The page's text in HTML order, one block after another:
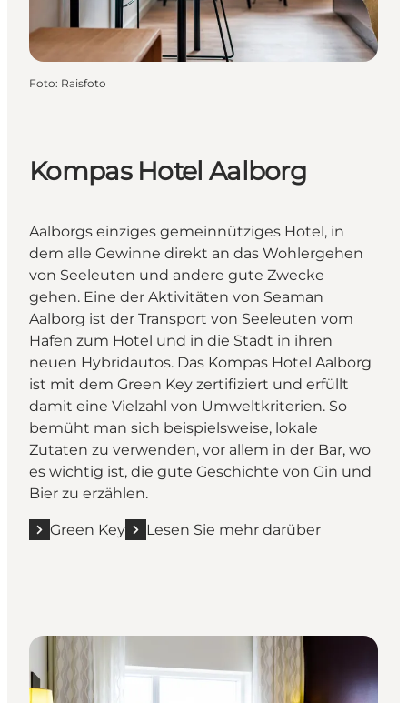
Foto: Raisfoto
Kompas Hotel Aalborg
Aalborgs einziges gemeinnütziges Hotel, in
dem alle Gewinne direkt an das Wohlergehen
von Seeleuten und andere gute Zwecke
gehen. Eine der Aktivitäten von Seaman
Aalborg ist der Transport von Seeleuten vom
Hafen zum Hotel und in die Stadt in ihren
neuen Hybridautos. Das Kompas Hotel Aalborg
ist mit dem Green Key zertifiziert und erfüllt
damit eine Vielzahl von Umweltkriterien. So
bemüht man sich beispielsweise, lokale
Zutaten zu verwenden, vor allem in der Bar, wo
es wichtig ist, die gute Geschichte von Gin und
Bier zu erzählen.
Green Key Lesen Sie mehr darüber